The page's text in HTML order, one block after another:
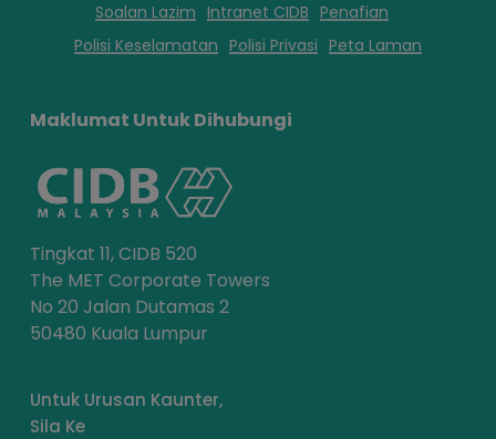
Soalan Lazim Intranet CIDB Penafian
Polisi Keselamatan Polisi Privasi Peta Laman
Maklumat Untuk Dihubungi
Tingkat 11, CIDB 520
The MET Corporate Towers
No 20 Jalan Dutamas 2
50480 Kuala Lumpur
Untuk Urusan Kaunter,
Sila Ke